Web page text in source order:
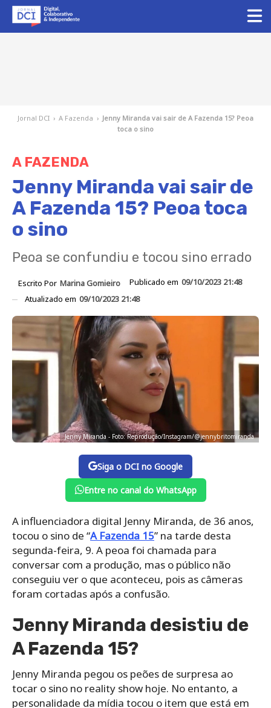
Jornal DCI › A Fazenda › Jenny Miranda vai sair de A Fazenda 15? Peoa
toca o sino
A FAZENDA
Jenny Miranda vai sair de
A Fazenda 15? Peoa toca
o sino
Peoa se confundiu e tocou sino errado
Escrito Por Marina Gomieiro Publicado em 09/10/2023 21:48
Atualizado em 09/10/2023 21:48
Jenny Miranda - Foto: Reprodução/Instagram/@jennybritomiranda
Siga o DCI no Google
Entre no canal do WhatsApp
A influenciadora digital Jenny Miranda, de 36 anos,
tocou o sino de “A Fazenda 15” na tarde desta
segunda-feira, 9. A peoa foi chamada para
conversar com a produção, mas o público não
conseguiu ver o que aconteceu, pois as câmeras
foram cortadas após a confusão.
Jenny Miranda desistiu de
A Fazenda 15?
Jenny Miranda pegou os peões de surpresa ao
tocar o sino no reality show hoje. No entanto, a
personalidade da mídia tocou o item que está em